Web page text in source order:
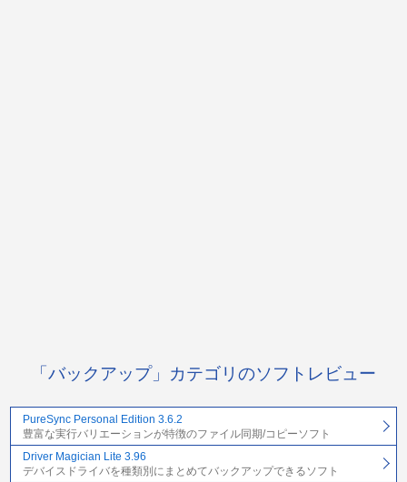
「バックアップ」カテゴリのソフトレビュー
PureSync Personal Edition 3.6.2
豊富な実行バリエーションが特徴のファイル同期/コピーソフト
Driver Magician Lite 3.96
デバイスドライバを種類別にまとめてバックアップできるソフト